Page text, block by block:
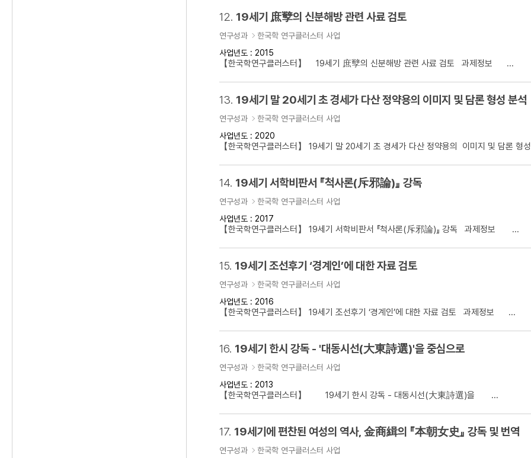
12. 19세기 庶孼의 신분해방 관련 사료 검토
연구성과
한국학 연구클러스터 사업
사업년도 : 2015
【한국학연구클러스터】 19세기 庶孼의 신분해방 관련 사료 검토 과제정보 ...
13. 19세기 말 20세기 초 경세가 다산 정약용의 이미지 및 담론 형성 분석
연구성과
한국학 연구클러스터 사업
사업년도 : 2020
【한국학연구클러스터】 19세기 말 20세기 초 경세가 다산 정약용의 이미지 및 담론 형
14. 19세기 서학비판서 『척사론(斥邪論)』 강독
연구성과
한국학 연구클러스터 사업
사업년도 : 2017
【한국학연구클러스터】 19세기 서학비판서 『척사론(斥邪論)』 강독 과제정보 ...
15. 19세기 조선후기 ‘경계인’에 대한 자료 검토
연구성과
한국학 연구클러스터 사업
사업년도 : 2016
【한국학연구클러스터】 19세기 조선후기 ‘경계인’에 대한 자료 검토 과제정보 ...
16. 19세기 한시 강독 - '대동시선(大東詩選)'을 중심으로
연구성과
한국학 연구클러스터 사업
사업년도 : 2013
【한국학연구클러스터】 19세기 한시 강독 - 대동시선(大東詩選)을 ...
17. 19세기에 편찬된 여성의 역사, 金商緝의 『本朝女史』 강독 및 번역
연구성과 한국학 연구클러스터 사업